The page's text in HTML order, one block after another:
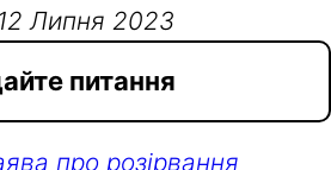
12 Липня 2023
питання
про розірвання